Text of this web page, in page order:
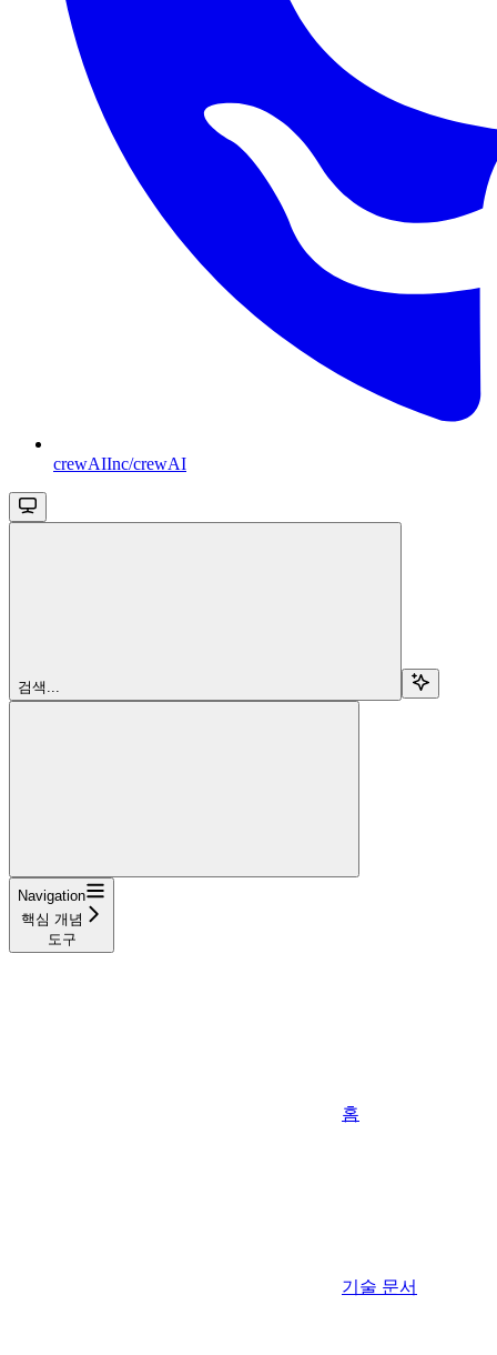
crewAIInc/crewAI
검색...
Navigation
핵심 개념
도구
홈
기술 문서